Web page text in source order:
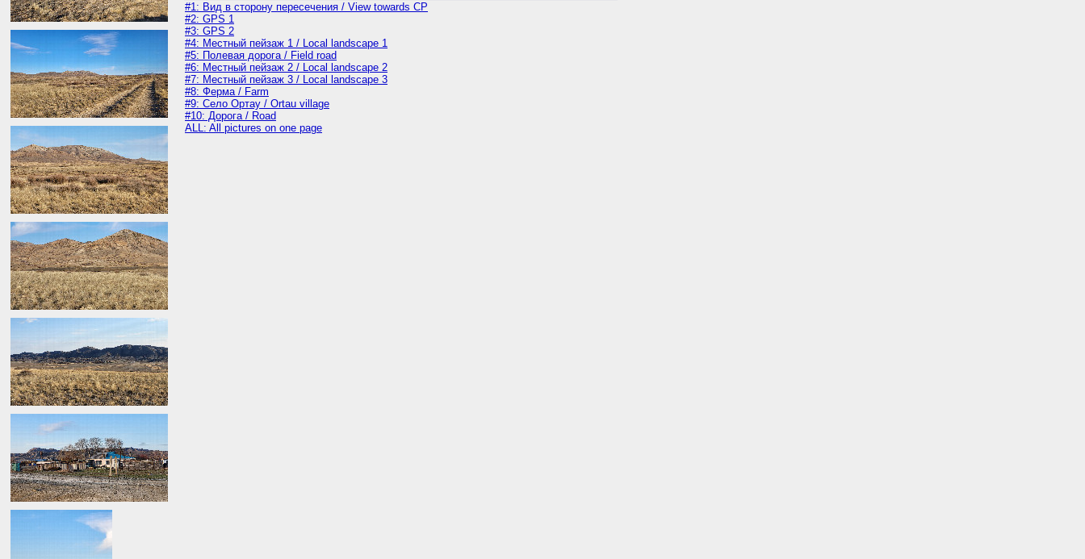
#1: Вид в сторону пересечения / View towards CP
#2: GPS 1
#3: GPS 2
#4: Местный пейзаж 1 / Local landscape 1
#5: Полевая дорога / Field road
#6: Местный пейзаж 2 / Local landscape 2
#7: Местный пейзаж 3 / Local landscape 3
#8: Ферма / Farm
#9: Село Ортау / Ortau village
#10: Дорога / Road
ALL: All pictures on one page